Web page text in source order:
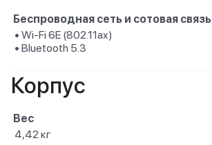
Беспроводная сеть и сотовая связь
• Wi-Fi 6E (802.11ax)
• Bluetooth 5.3
Корпус
Вес
4,42 кг